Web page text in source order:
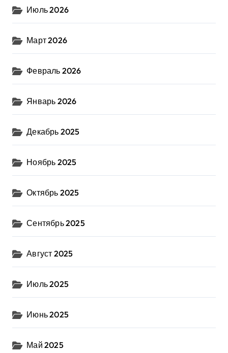
Июль 2026
Март 2026
Февраль 2026
Январь 2026
Декабрь 2025
Ноябрь 2025
Октябрь 2025
Сентябрь 2025
Август 2025
Июль 2025
Июнь 2025
Май 2025